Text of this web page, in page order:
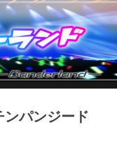
パンジード